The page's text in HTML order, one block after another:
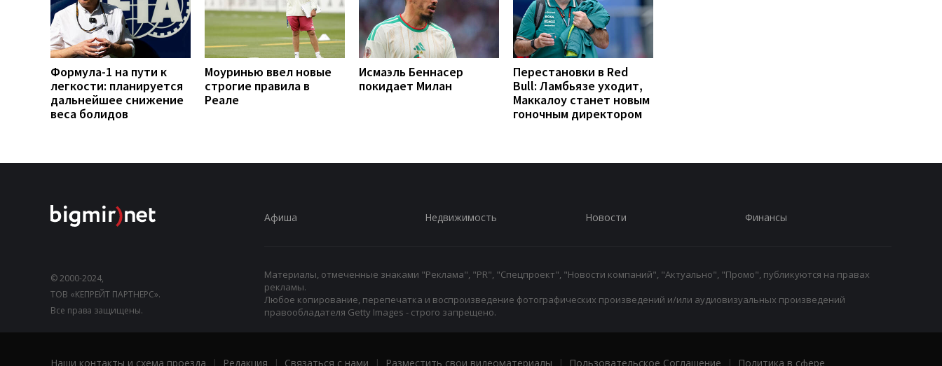
Формула-1 на пути к
легкости: планируется
дальнейшее снижение
веса болидов
Моуринью ввел новые
строгие правила в
Реале
Исмаэль Беннасер
покидает Милан
Перестановки в Red
Bull: Ламбьязе уходит,
Маккалоу станет новым
гоночным директором
© 2000-2024,
ТОВ «КЕПРЕЙТ ПАРТНЕРС».
Все права защищены.
Афиша Недвижимость Новости Финансы
Материалы, отмеченные знаками "Реклама", "PR", "Спецпроект", "Новости компаний", "Актуально", "Промо", публикуются на правах
рекламы.
Любое копирование, перепечатка и воспроизведение фотографических произведений и/или аудиовизуальных произведений
правообладателя Getty Images - строго запрещено.
Наши контакты и схема проезда | Редакция | Связаться с нами | Разместить свои видеоматериалы | Пользовательское Соглашение | Политика в сфере